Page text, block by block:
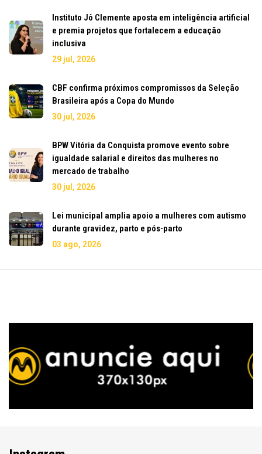
Instituto Jô Clemente aposta em inteligência artificial
e premia projetos que fortalecem a educação
inclusiva
29 jul, 2026
CBF confirma próximos compromissos da Seleção
Brasileira após a Copa do Mundo
30 jul, 2026
BPW Vitória da Conquista promove evento sobre
igualdade salarial e direitos das mulheres no
mercado de trabalho
30 jul, 2026
Lei municipal amplia apoio a mulheres com autismo
durante gravidez, parto e pós-parto
03 ago, 2026